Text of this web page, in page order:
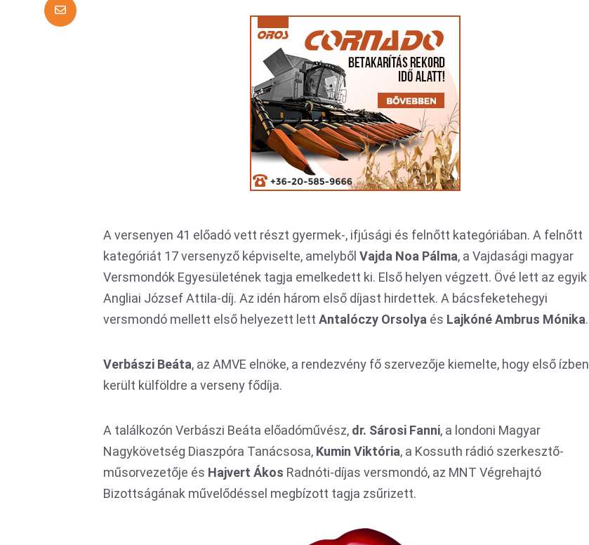
A versenyen 41 előadó vett részt gyermek-, ifjúsági és felnőtt kategóriában. A felnőtt
kategóriát 17 versenyző képviselte, amelyből Vajda Noa Pálma, a Vajdasági magyar
Versmondók Egyesületének tagja emelkedett ki. Első helyen végzett. Övé lett az egyik
Angliai József Attila-díj. Az idén három első díjast hirdettek. A bácsfeketehegyi
versmondó mellett első helyezett lett Antalóczy Orsolya és Lajkóné Ambrus Mónika.
Verbászi Beáta, az AMVE elnöke, a rendezvény fő szervezője kiemelte, hogy első ízben
került külföldre a verseny fődíja.
A találkozón Verbászi Beáta előadóművész, dr. Sárosi Fanni, a londoni Magyar
Nagykövetség Diaszpóra Tanácsosa, Kumin Viktória, a Kossuth rádió szerkesztő-
műsorvezetője és Hajvert Ákos Radnóti-díjas versmondó, az MNT Végrehajtó
Bizottságának művelődéssel megbízott tagja zsűrizett.